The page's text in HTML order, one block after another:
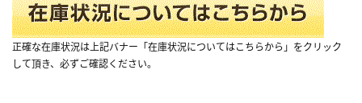
正確な在庫状況は上記バナー「在庫状況についてはこちらから」をクリック
して頂き、必ずご確認ください。